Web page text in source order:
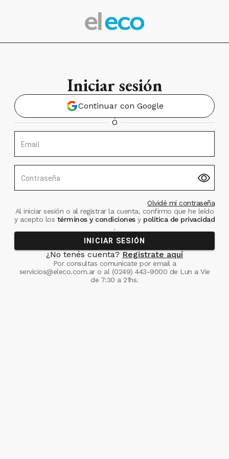
Iniciar sesión
Continuar con Google
Ó
Email
Contraseña
Olvidé mi contraseña
Al iniciar sesión o al registrar la cuenta, confirmo que he leído
y acepto los términos y condiciones ypolítica de privacidad
.
INICIAR SESIÓN
¿No tenés cuenta? Registrate aquí
Por consultas comunicate por email a
servicios@eleco.com.aro al (0249) 443-9000 de Lun a Vie
de 7:30 a 21hs.